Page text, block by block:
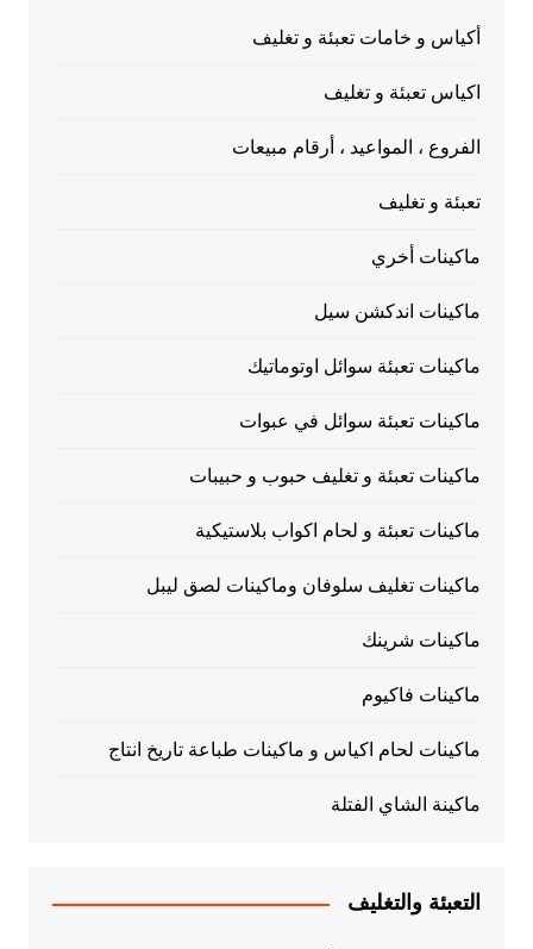
أكياس و خامات تعبئة و تغليف
اكياس تعبئة و تغليف
الفروع ، المواعيد ، أرقام مبيعات
تعبئة و تغليف
ماكينات أخري
ماكينات اندكشن سيل
ماكينات تعبئة سوائل اوتوماتيك
ماكينات تعبئة سوائل في عبوات
ماكينات تعبئة و تغليف حبوب و حبيبات
ماكينات تعبئة و لحام اكواب بلاستيكية
ماكينات تغليف سلوفان وماكينات لصق ليبل
ماكينات شرينك
ماكينات فاكيوم
ماكينات لحام اكياس و ماكينات طباعة تاريخ انتاج
ماكينة الشاي الفتلة
التعبئة والتغليف